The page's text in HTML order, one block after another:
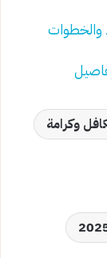
والخطوات
وكرامة